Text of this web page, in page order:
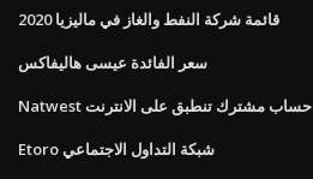
قائمة شركة النفط والغاز في ماليزيا 2020
سعر الفائدة عيسى هاليفاكس
Natwest حساب مشترك تنطبق على الانترنت
Etoro شبكة التداول الاجتماعي